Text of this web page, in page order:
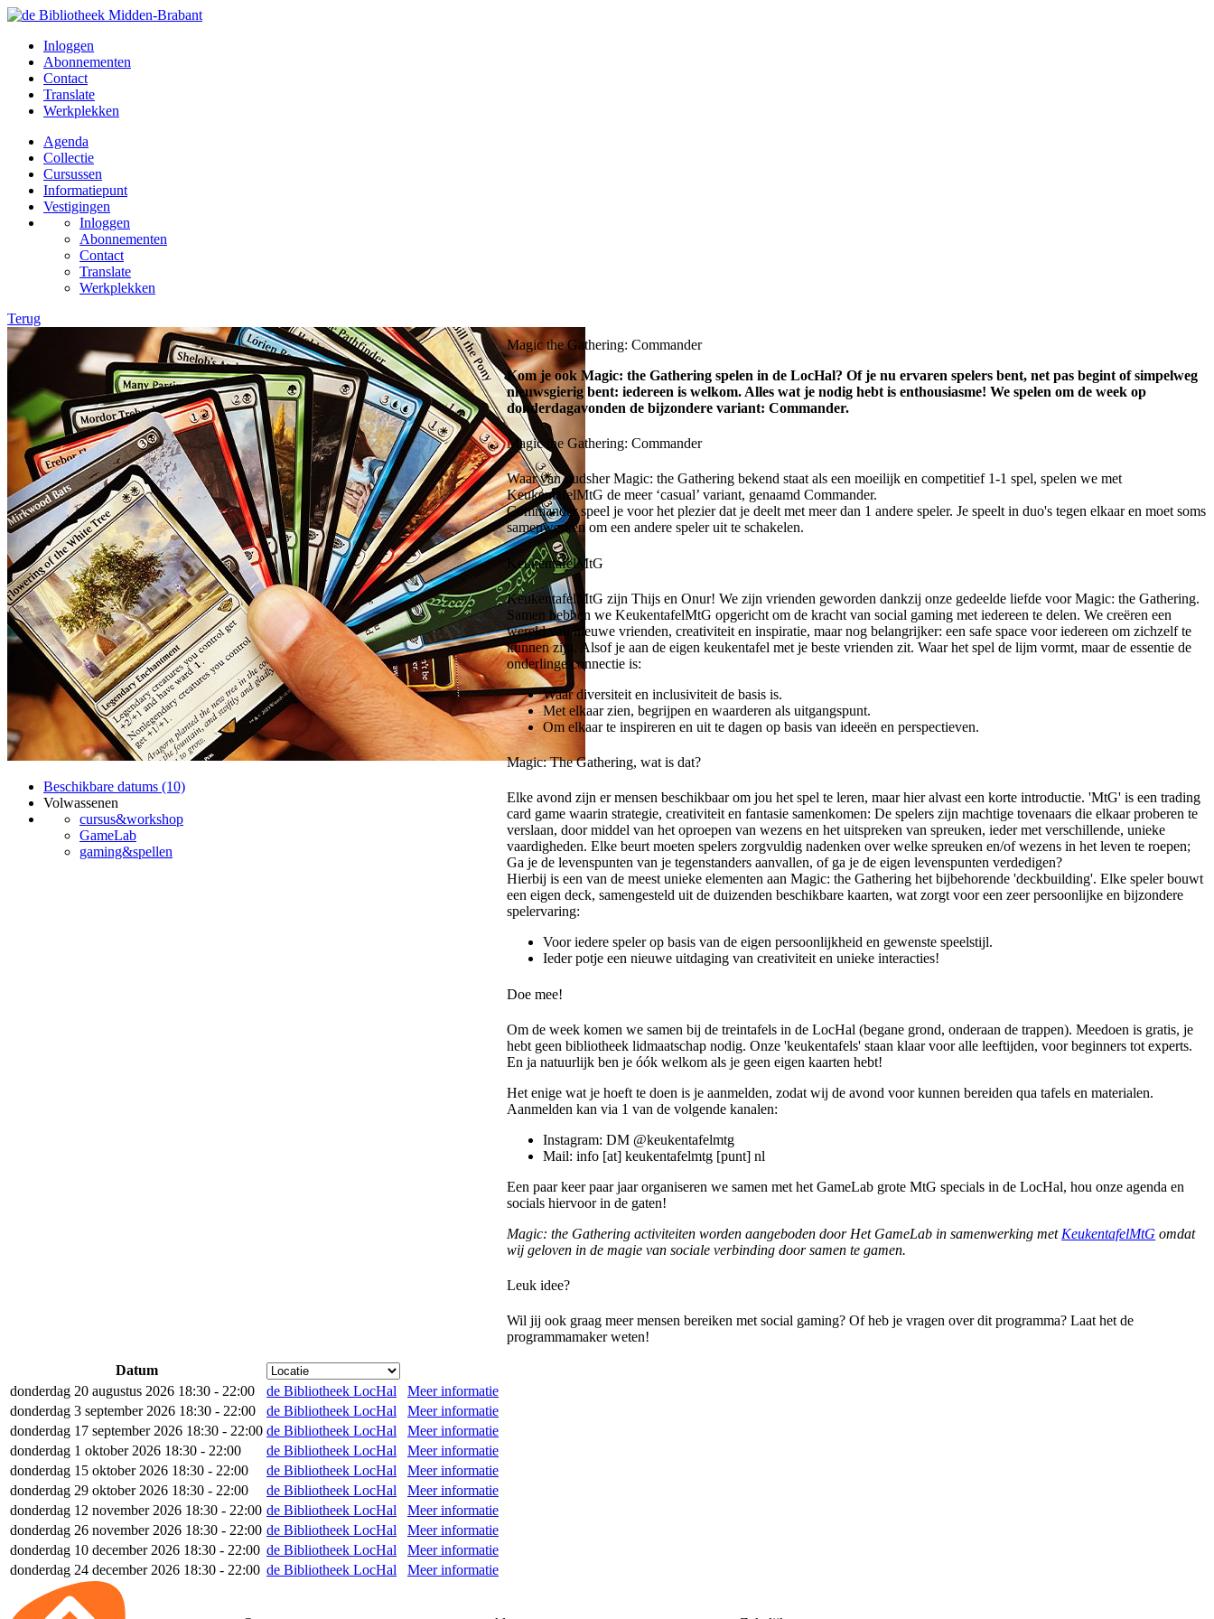
Inloggen
Abonnementen
Contact
Translate
Werkplekken
Agenda
Collectie
Cursussen
Informatiepunt
Vestigingen
Inloggen
Abonnementen
Contact
Translate
Werkplekken
Terug
Beschikbare datums (10)
Volwassenen
cursus&workshop
GameLab
gaming&spellen
Magic the Gathering: Commander
Kom je ook Magic: the Gathering spelen in de LocHal? Of je nu ervaren spelers bent, net pas begint of simpelweg
nieuwsgierig bent: iedereen is welkom. Alles wat je nodig hebt is enthousiasme! We spelen om de week op
donderdagavonden de bijzondere variant: Commander.
Magic the Gathering: Commander
Waar van oudsher Magic: the Gathering bekend staat als een moeilijk en competitief 1-1 spel, spelen we met
KeukentafelMtG de meer ‘casual’ variant, genaamd Commander.
Commander speel je voor het plezier dat je deelt met meer dan 1 andere speler. Je speelt in duo's tegen elkaar en moet soms
samenwerken om een andere speler uit te schakelen.
KeukentafelMtG
KeukentafelMtG zijn Thijs en Onur! We zijn vrienden geworden dankzij onze gedeelde liefde voor Magic: the Gathering.
Samen hebben we KeukentafelMtG opgericht om de kracht van social gaming met iedereen te delen. We creëren een
wereld van nieuwe vrienden, creativiteit en inspiratie, maar nog belangrijker: een safe space voor iedereen om zichzelf te
kunnen zijn. Alsof je aan de eigen keukentafel met je beste vrienden zit. Waar het spel de lijm vormt, maar de essentie de
onderlinge connectie is:
Waar diversiteit en inclusiviteit de basis is.
Met elkaar zien, begrijpen en waarderen als uitgangspunt.
Om elkaar te inspireren en uit te dagen op basis van ideeën en perspectieven.
Magic: The Gathering, wat is dat?
Elke avond zijn er mensen beschikbaar om jou het spel te leren, maar hier alvast een korte introductie. 'MtG' is een trading
card game waarin strategie, creativiteit en fantasie samenkomen: De spelers zijn machtige tovenaars die elkaar proberen te
verslaan, door middel van het oproepen van wezens en het uitspreken van spreuken, ieder met verschillende, unieke
vaardigheden. Elke beurt moeten spelers zorgvuldig nadenken over welke spreuken en/of wezens in het leven te roepen;
Ga je de levenspunten van je tegenstanders aanvallen, of ga je de eigen levenspunten verdedigen?
Hierbij is een van de meest unieke elementen aan Magic: the Gathering het bijbehorende 'deckbuilding'. Elke speler bouwt
een eigen deck, samengesteld uit de duizenden beschikbare kaarten, wat zorgt voor een zeer persoonlijke en bijzondere
spelervaring:
Voor iedere speler op basis van de eigen persoonlijkheid en gewenste speelstijl.
Ieder potje een nieuwe uitdaging van creativiteit en unieke interacties!
Doe mee!
Om de week komen we samen bij de treintafels in de LocHal (begane grond, onderaan de trappen). Meedoen is gratis, je
hebt geen bibliotheek lidmaatschap nodig. Onze 'keukentafels' staan klaar voor alle leeftijden, voor beginners tot experts.
En ja natuurlijk ben je óók welkom als je geen eigen kaarten hebt!
Het enige wat je hoeft te doen is je aanmelden, zodat wij de avond voor kunnen bereiden qua tafels en materialen.
Aanmelden kan via 1 van de volgende kanalen:
Instagram: DM @keukentafelmtg
Mail:info [at] keukentafelmtg [punt] nl
Een paar keer paar jaar organiseren we samen met het GameLab grote MtG specials in de LocHal, hou onze agenda en
socials hiervoor in de gaten!
Magic: the Gathering activiteiten worden aangeboden door Het GameLab in samenwerking met KeukentafelMtG omdat
wij geloven in de magie van sociale verbinding door samen te gamen.
Leuk idee?
Wil jij ook graag meer mensen bereiken met social gaming? Of heb je vragen over dit programma? Laat het de
programmamakerweten!
Datum
donderdag 20 augustus 2026 18:30 - 22:00
de Bibliotheek LocHal
Meer informatie
donderdag 3 september 2026 18:30 - 22:00
de Bibliotheek LocHal
Meer informatie
donderdag 17 september 2026 18:30 - 22:00 de Bibliotheek LocHal
Meer informatie
donderdag 1 oktober 2026 18:30 - 22:00
de Bibliotheek LocHal
Meer informatie
donderdag 15 oktober 2026 18:30 - 22:00
de Bibliotheek LocHal
Meer informatie
donderdag 29 oktober 2026 18:30 - 22:00
de Bibliotheek LocHal
Meer informatie
donderdag 12 november 2026 18:30 - 22:00 de Bibliotheek LocHal
Meer informatie
donderdag 26 november 2026 18:30 - 22:00 de Bibliotheek LocHal
Meer informatie
donderdag 10 december 2026 18:30 - 22:00 de Bibliotheek LocHal
Meer informatie
donderdag 24 december 2026 18:30 - 22:00 de Bibliotheek LocHal Meer informatie